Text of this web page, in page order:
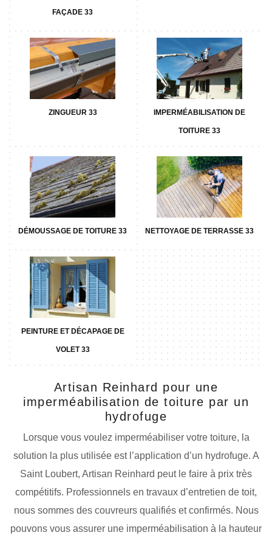
FAÇADE 33
ZINGUEUR 33 IMPERMÉABILISATION DE
TOITURE 33
DÉMOUSSAGE DE TOITURE 33 NETTOYAGE DE TERRASSE 33
PEINTURE ET DÉCAPAGE DE
VOLET 33
Artisan Reinhard pour une
imperméabilisation de toiture par un
hydrofuge
Lorsque vous voulez imperméabiliser votre toiture, la
solution la plus utilisée est l’application d’un hydrofuge. A
Saint Loubert, Artisan Reinhard peut le faire à prix très
compétitifs. Professionnels en travaux d’entretien de toit,
nous sommes des couvreurs qualifiés et confirmés. Nous
pouvons vous assurer une imperméabilisation à la hauteur